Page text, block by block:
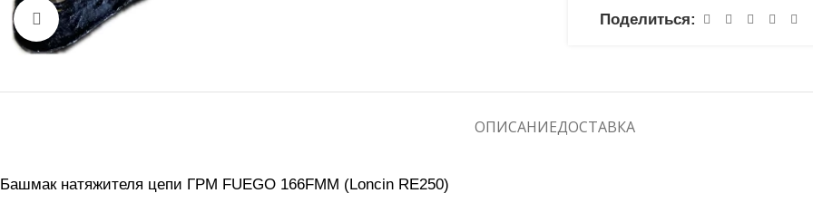
Нажмите, чтобы увеличить
Поделиться:
ОПИСАНИЕДОСТАВКА
Башмак натяжителя цепи ГРМ FUEGO 166FMM (Loncin RE250)